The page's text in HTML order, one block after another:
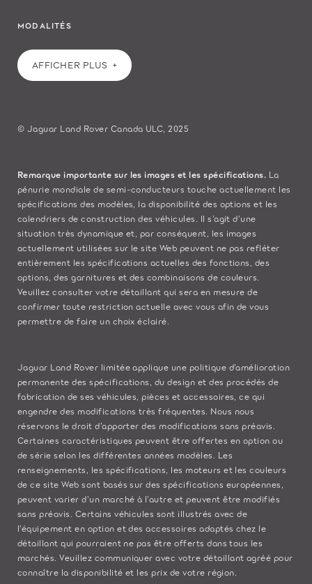
MODALITÉS
AFFICHER PLUS
© Jaguar Land Rover Canada ULC, 2025
Remarque importante sur les images et les spécifications. La
pénurie mondiale de semi-conducteurs touche actuellement les
spécifications des modèles, la disponibilité des options et les
calendriers de construction des véhicules. Il s’agit d’une
situation très dynamique et, par conséquent, les images
actuellement utilisées sur le site Web peuvent ne pas refléter
entièrement les spécifications actuelles des fonctions, des
options, des garnitures et des combinaisons de couleurs.
Veuillez consulter votre détaillant qui sera en mesure de
confirmer toute restriction actuelle avec vous afin de vous
permettre de faire un choix éclairé.
Jaguar Land Rover limitée applique une politique d’amélioration
permanente des spécifications, du design et des procédés de
fabrication de ses véhicules, pièces et accessoires, ce qui
engendre des modifications très fréquentes. Nous nous
réservons le droit d’apporter des modifications sans préavis.
Certaines caractéristiques peuvent être offertes en option ou
de série selon les différentes années modèles. Les
renseignements, les spécifications, les moteurs et les couleurs
de ce site Web sont basés sur des spécifications européennes,
peuvent varier d’un marché à l’autre et peuvent être modifiés
sans préavis. Certains véhicules sont illustrés avec de
l’équipement en option et des accessoires adaptés chez le
détaillant qui pourraient ne pas être offerts dans tous les
marchés. Veuillez communiquer avec votre détaillant agréé pour
connaître la disponibilité et les prix de votre région.